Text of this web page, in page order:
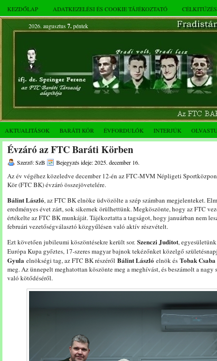
KEZDŐLAP ADATKEZELÉSI ÉS COOKIE TÁJÉKOZTATÓ
2026. augusztus 7.péntek
AKTUALITÁSOK BARÁTI KÖR ÉVFORDULÓK INTERJÚK
Évzáró az FTC Baráti Körben
Szerző: SzB Bejegyzés ideje: 2025. december 16.
Az év végéhez közeledve december 12-én az FTC-MVM Népligeti
Kör (FTC BK) évzáró összejövetelére.
Bálint László, az FTC BK elnöke üdvözölte a szép számban megjelenteket.
eredményes évet zárt, sok sikernek örülhettünk. Megköszönte, hogy az FTC
értékelte az FTC BK munkáját. Tájékoztatta a tagságot, hogy januárban nem
februári vezetőségválasztó közgyűlésen való aktív részvételt.
Ezt követően jubileumi köszöntésekre került sor. Szenczi Juditot,
Európa Kupa győztes, 17-szeres magyar bajnok tekézőnket közelgő
Gyula elnökségi tag, az FTC BK részéről Bálint László elnök és Tobak Csaba
meg. Az ünnepelt meghatottan köszönte meg a meghívást, és beszámolt a
való kötődéséről.